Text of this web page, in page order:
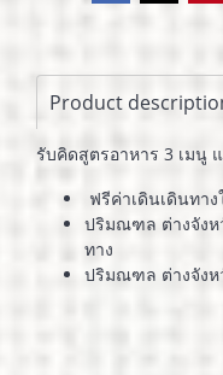
Product
รับคิดสูตรอาหาร 3 เมนู
ฟรีค่าเดินเดินทา
ปริมณฑล ต่างจังห
ทาง
ปริมณฑล ต่างจังห